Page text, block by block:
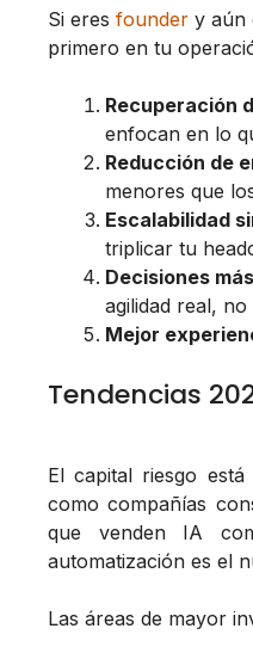
Si eresfounder y aún
primero en tu
Recuperación
enfocan en lo
Reducción de
menores que
Escalabilidad
triplicar tu
Decisiones
agilidad real,
Mejor
Tendencias
El capital riesgo
como compañías
que venden IA
automatización es el
Las áreas de mayor